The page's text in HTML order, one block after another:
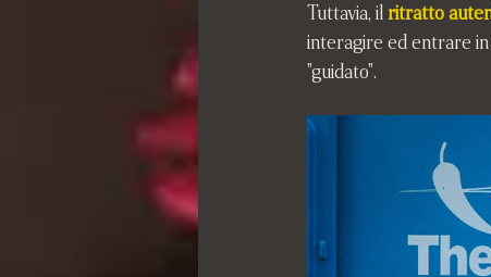
Tuttavia, il ritratto
interagire ed entrare
"guidato".